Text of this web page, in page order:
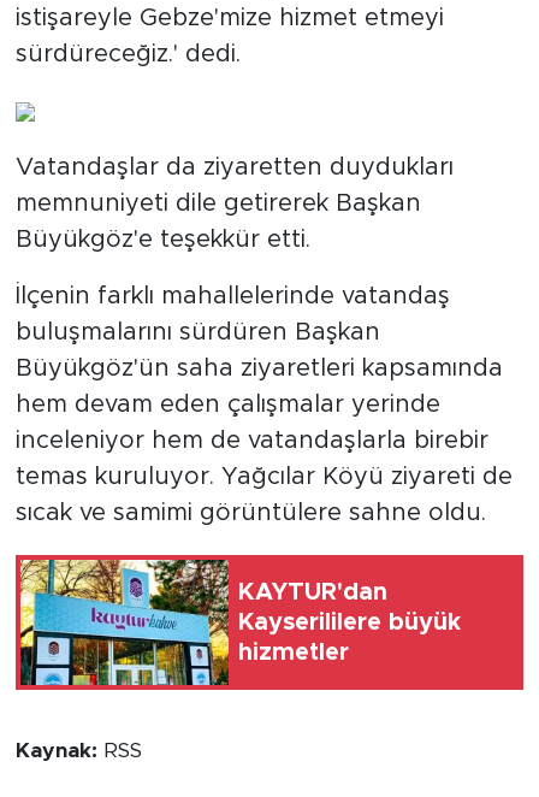
istişareyle Gebze'mize hizmet etmeyi
sürdüreceğiz.' dedi.
Vatandaşlar da ziyaretten duydukları
memnuniyeti dile getirerek Başkan
Büyükgöz'e teşekkür etti.
İlçenin farklı mahallelerinde vatandaş
buluşmalarını sürdüren Başkan
Büyükgöz'ün saha ziyaretleri kapsamında
hem devam eden çalışmalar yerinde
inceleniyor hem de vatandaşlarla birebir
temas kuruluyor. Yağcılar Köyü ziyareti de
sıcak ve samimi görüntülere sahne oldu.
KAYTUR'dan
Kayserililere büyük
hizmetler
Kaynak: RSS